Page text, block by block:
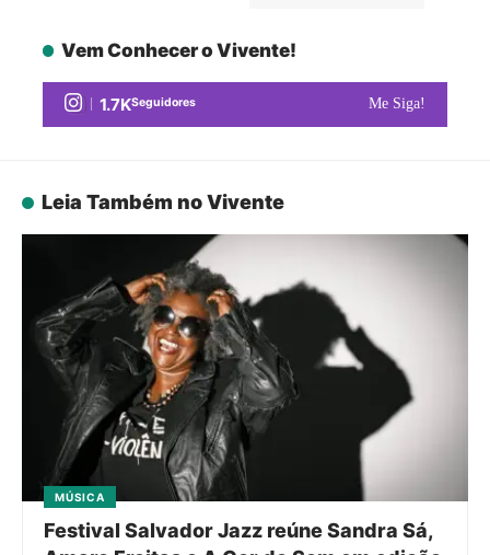
Vem Conhecer o Vivente!
1.7KSeguidores Me Siga!
Leia Também no Vivente
MÚSICA
Festival Salvador Jazz reúne Sandra Sá,